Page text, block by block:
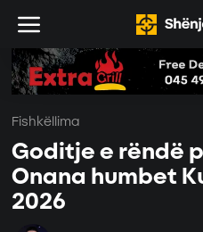
Fishkëllima
Goditje e rëndë
Onana humbet
2026